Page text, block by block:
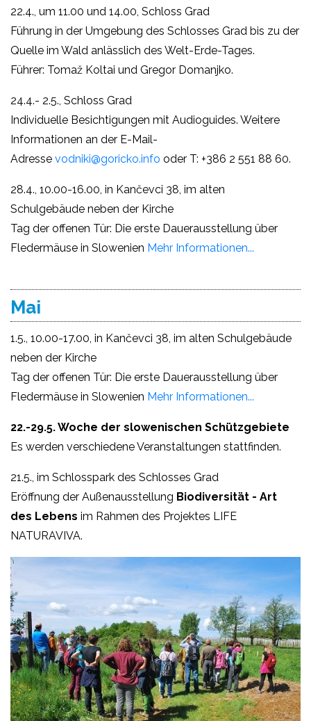
22.4., um 11.00 und 14.00, Schloss Grad
Führung in der Umgebung des Schlosses Grad bis zu der
Quelle im Wald anlässlich des Welt-Erde-Tages.
Führer: Tomaž Koltai und Gregor Domanjko.
24.4.- 2.5., Schloss Grad
Individuelle Besichtigungen mit Audioguides. Weitere
Informationen an der E-Mail-
Adresse vodniki@goricko.info oder T: +386 2 551 88 60.
28.4., 10.00-16.00, in Kančevci 38, im alten
Schulgebäude neben der Kirche
Tag der offenen Tür: Die erste Dauerausstellung über
Fledermäuse in Slowenien Mehr Informationen...
Mai
1.5., 10.00-17.00, in Kančevci 38, im alten Schulgebäude
neben der Kirche
Tag der offenen Tür: Die erste Dauerausstellung über
Fledermäuse in Slowenien Mehr Informationen...
22.-29.5. Woche der slowenischen Schützgebiete
Es werden verschiedene Veranstaltungen stattfinden.
21.5., im Schlosspark des Schlosses Grad
Eröffnung der Außenausstellung Biodiversität - Art
des Lebens im Rahmen des Projektes LIFE
NATURAVIVA.